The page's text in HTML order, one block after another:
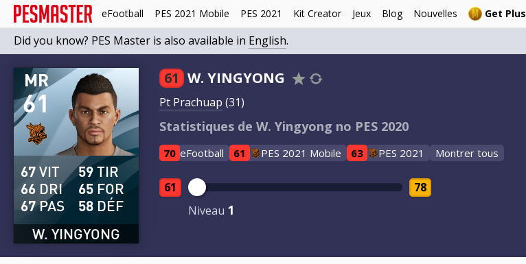
eFootball PES 2021 Mobile PES 2021 Kit Creator Jeux Blog Nouvelles Get Plus
Did you know? PES Master is also available in English.
61
MR
W. YINGYONG
67VIT
66 DRI
67PAS
59TIR
65 FOR
58 DÉF
61 W. YINGYONG
Pt Prachuap (31)
Statistiques de W. Yingyong no PES 2020
70 eFootball 61 PES 2021 Mobile 63 PES 2021 Montrer tous
61
Niveau 1
78